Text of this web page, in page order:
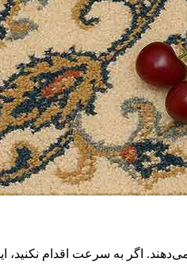
اگر به سرعت اقدام